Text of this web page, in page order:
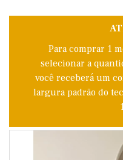
Para comprar 1
selecionar a
você receberá um
largura padrão do